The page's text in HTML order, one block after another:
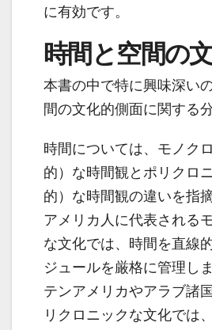
に有効です。
時間と空間の
本書の中で特に興味深い
間の文化的側面に関する
時間については、モノク
的）な時間観とポリクロ
的）な時間観の違いを指
アメリカ人に代表される
な文化では、時間を直線
ジュールを厳格に管理し
テンアメリカやアラブ諸
リクロニックな文化では